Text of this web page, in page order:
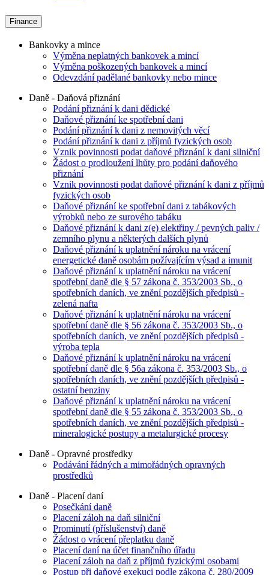
Finance
Bankovky a mince
Výměna neplatných bankovek a mincí
Výměna poškozených bankovek a mincí
Odevzdání padělané bankovky nebo mince
Daně - Daňová přiznání
Podání přiznání k dani dědické
Daňové přiznání ke spotřební dani
Podání přiznání k dani z nemovitých věcí
Podání přiznání k dani z příjmů fyzických osob
Vznik povinnosti podat daňové přiznání k dani silniční
Žádost o prodloužení lhůty pro podání daňového
přiznání
Vznik povinnosti podat daňové přiznání k dani z příjmů
fyzických osob
Daňové přiznání ke spotřební dani z tabákových
výrobků nebo ze surového tabáku
Daňové přiznání k dani z(e) elektřiny / pevných paliv /
zemního plynu a některých dalších plynů
Daňové přiznání k uplatnění nároku na vrácení
energetické daně osobám požívajícím výsad a imunit
Daňové přiznání k uplatnění nároku na vrácení
spotřební daně dle § 57 zákona č. 353/2003 Sb., o
spotřebních daních, ve znění pozdějších předpisů -
zelená nafta
Daňové přiznání k uplatnění nároku na vrácení
spotřební daně dle § 56 zákona č. 353/2003 Sb., o
spotřebních daních, ve znění pozdějších předpisů -
výroba tepla
Daňové přiznání k uplatnění nároku na vrácení
spotřební daně dle § 56a zákona č. 353/2003 Sb., o
spotřebních daních, ve znění pozdějších předpisů -
ostatní benziny
Daňové přiznání k uplatnění nároku na vrácení
spotřební daně dle § 55 zákona č. 353/2003 Sb., o
spotřebních daních, ve znění pozdějších předpisů -
mineralogické postupy a metalurgické procesy
Daně - Opravné prostředky
Podávání řádných a mimořádných opravných
prostředků
Daně - Placení daní
Posečkání daně
Placení záloh na daň silniční
Prominutí (příslušenství) daně
Žádost o vrácení přeplatku daně
Placení daní na účet finančního úřadu
Placení záloh na daň z příjmů fyzickými osobami
Postup při daňové exekuci podle zákona č. 280/2009